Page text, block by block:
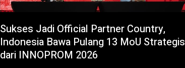
Sukses Jadi Official Partner Country,
Indonesia Bawa Pulang 13 MoU Strategis
dari INNOPROM 2026